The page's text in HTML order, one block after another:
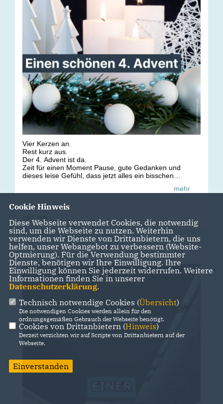
Vier Kerzen an.
Rest kurz aus.
Der 4. Advent ist da.
Zeit für einen Moment Pause, gute Gedanken und
dieses leise Gefühl, dass jetzt alles ein bisschen
Habt einen richtig guten, gesegneten 4. Advent ✨mehr
vor7 Monaten 19 Tagen
Cookie Hinweis
Diese Webseite verwendet Cookies, die notwendig
sind, um die Webseite zu nutzen. Weiterhin
verwenden wir Dienste von Drittanbietern, die uns
helfen, unser Webangebot zu verbessern (Website-
Optmierung). Für die Verwendung bestimmter
Dienste, benötigen wir Ihre Einwilligung. Ihre
Einwilligung können Sie jederzeit widerrufen. Weitere
Informationen finden Sie in unserer
Datenschutzerklärung.
Technisch notwendige Cookies (Übersicht)
Die notwendigen Cookies werden allein für den
ordnungsgemäßen Gebrauch der Webseite benötigt.
Cookies von Drittanbietern (Hinweis)
Derzeit verzichten wir auf Scripte von Drittanbietern auf der
Webseite.
Einverstanden